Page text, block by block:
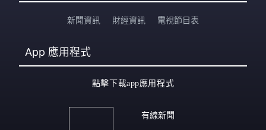
新聞資訊 財經資訊 電視節目表
App 應用程式
點擊下載app應用程式
有線新聞